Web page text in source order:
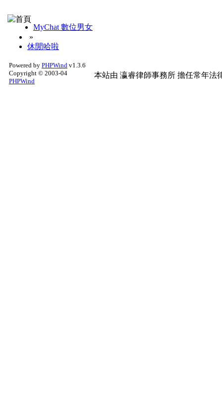
MyChat 數位男女
»
休閒哈啦
Powered by PHPWind v1.3.6
Copyright © 2003-04
PHPWind
本站由 瀛睿律師事務所 擔任常年法